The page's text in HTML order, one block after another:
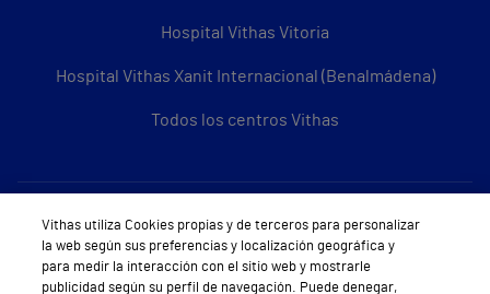
Hospital Vithas Vitoria
Hospital Vithas Xanit Internacional (Benalmádena)
Todos los centros Vithas
Sobre Vithas
Quiénes somos
Vithas utiliza Cookies propias y de terceros para personalizar
la web según sus preferencias y localización geográfica y
para medir la interacción con el sitio web y mostrarle
publicidad según su perfil de navegación. Puede denegar,